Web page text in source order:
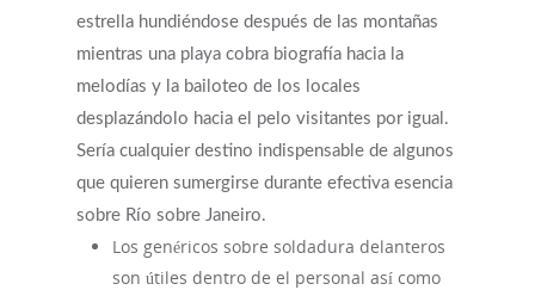
estrella hundiéndose después de las montañas
mientras una playa cobra biografía hacia la
melodías y la bailoteo de los locales
desplazándolo hacia el pelo visitantes por igual.
Serí­a cualquier destino indispensable de algunos
que quieren sumergirse durante efectiva esencia
sobre Río sobre Janeiro.
Los genéricos sobre soldadura delanteros
son útiles dentro de el personal así­ como